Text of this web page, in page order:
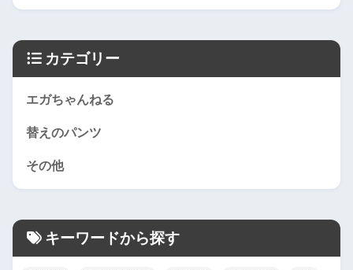
カテゴリー
エガちゃんねる
替えのパンツ
その他
キーワードから探す